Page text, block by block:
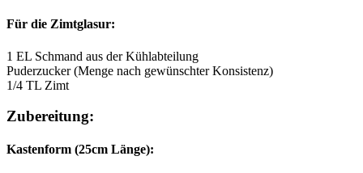
Für die Zimtglasur:
1 EL Schmand aus der Kühlabteilung
Puderzucker (Menge nach gewünschter Konsistenz)
1/4 TL Zimt
Zubereitung:
Kastenform (25cm Länge):